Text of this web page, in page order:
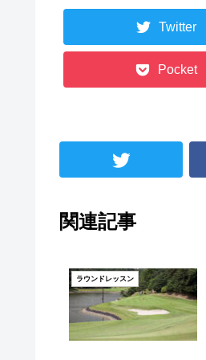
Twitter
Pocket
関連記事
ラウンドレッスン